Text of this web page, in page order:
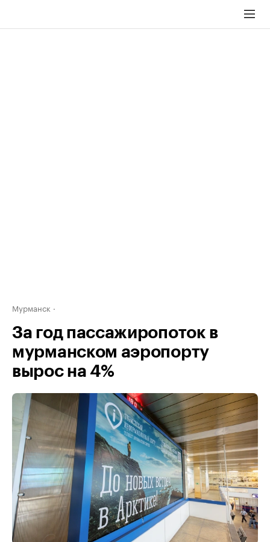
Мурманск
За год пассажиропоток в
мурманском аэропорту
вырос на 4%